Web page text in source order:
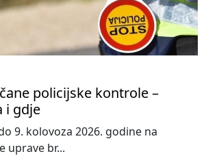
policijske kontrole –
i gdje
9. kolovoza 2026. godine na
uprave br...